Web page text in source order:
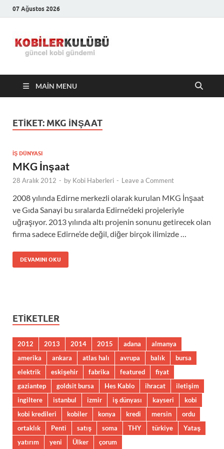
07 Ağustos 2026
Kulübü –
En Güncel
MAIN MENU
ETIKET: MKG INŞAAT
İŞ DÜNYASI
MKG İnşaat
28 Aralık 2012 - by Kobi Haberleri - Leave a Comment
2008 yılında Edirne merkezli olarak kurulan MKG İnşaat
ve Gıda Sanayi bu sıralarda Edirne’deki projeleriyle
uğraşıyor. 2013 yılında altı projenin sonunu getirecek olan
firma sadece Edirne’de değil, diğer birçok ilimizde …
DEVAMINI OKU
ETIKETLER
2012 2013 2014 2015 adana
almanya
amerika
ankara atlas halı avrupa balık
bursa
elektrik
eskişehir fabrika featured
fiyat
gaziantep
goldsit bursa Hes Kablo ihracat
iletişim
ingiltere
istanbul izmir iş dünyası kayseri
kobi
kobi kredileri
kobiler konya kredi mersin
ordu
ortaklık
Penti satış soma THY türkiye
Yataş
yatırım
yeni Ülker çorum